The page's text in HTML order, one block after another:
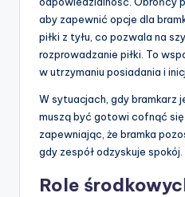
aby zapewnić opcje dla
piłki z tyłu, co pozwala na
rozprowadzanie piłki. To
w utrzymaniu posiadania i
W sytuacjach, gdy bramkarz
muszą być gotowi cofnąć się
zapewniając, że bramka
gdy zespół odzyskuje spokój.
Role